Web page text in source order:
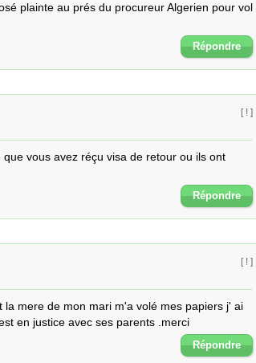
plainte au prés du procureur Algerien pour vol
Répondre
[ ! ]
vous avez réçu visa de retour ou ils ont
Répondre
[ ! ]
mere de mon mari m'a volé mes papiers j' ai
en justice avec ses parents .merci
Répondre